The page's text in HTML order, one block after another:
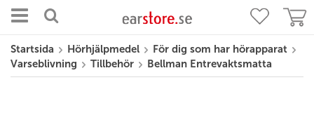
Startsida Hörhjälpmedel
För dig som har hörapparat
Varseblivning
Tillbehör Bellman Entrevaktsmatta